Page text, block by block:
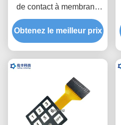
de contact à membrane
de LED, commutateur
tactile d'affichage à
cristaux liquides de
Obtenez le meilleur prix